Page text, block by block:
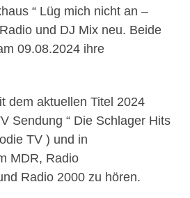
“ Lüg mich nicht an –
und DJ Mix neu. Beide
09.08.2024 ihre
dem aktuellen Titel 2024
Sendung “ Die Schlager Hits
TV ) und in
MDR, Radio
Radio 2000 zu hören.